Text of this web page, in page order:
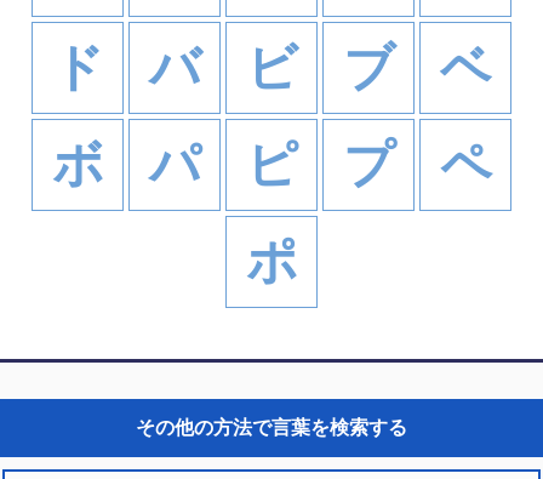
ド
バ ビ ブ
ベ
ボ
パ ピ プ
ペ
ポ
その他の方法で言葉を検索する